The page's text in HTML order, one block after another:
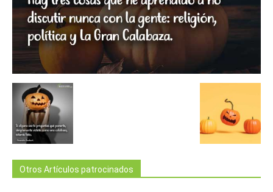
Otros Artículos patrocinados